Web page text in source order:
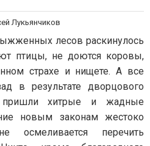
Лукьянчиков
лесов раскинулось
птицы, не доются коровы,
страхе и нищете. А все
в результате дворцового
пришли хитрые и жадные
новым законам жестоко
осмеливается перечить